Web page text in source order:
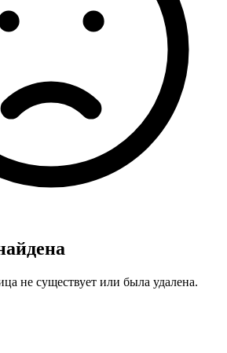
не существует или была удалена.